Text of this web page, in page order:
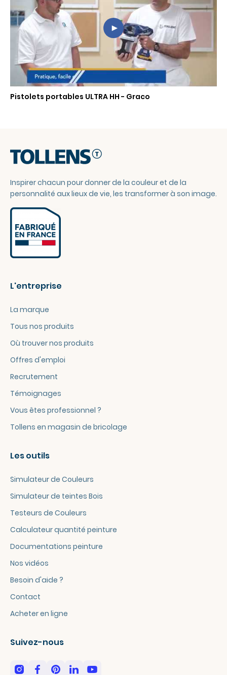
Pistolets portables ULTRA HH - Graco
Vous
n'avez
pas
accepté
cookies
pour
afficher
la
vidéo
Inspirer chacun pour donner de la couleur et de la
personnalité aux lieux de vie, les transformer à son image.
L'entreprise
La marque
Tous nos produits
Où trouver nos produits
Offres d'emploi
Recrutement
Témoignages
Vous êtes professionnel ?
Tollens en magasin de bricolage
Les outils
Simulateur de Couleurs
Simulateur de teintes Bois
Testeurs de Couleurs
Calculateur quantité peinture
Documentations peinture
Nos vidéos
Besoin d'aide ?
Contact
Acheter en ligne
Suivez-nous